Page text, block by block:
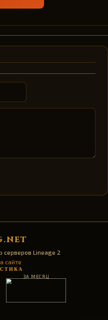
серверов Lineage 2
сайте
ЗА МЕСЯЦ